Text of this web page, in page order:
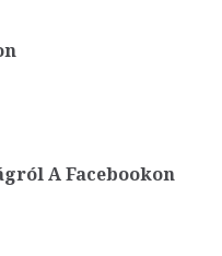
A Facebookon